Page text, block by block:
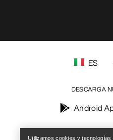
SÍGUENOS EN
ES
DESCARGA
Android
Utilizamos cookies y tecnologías